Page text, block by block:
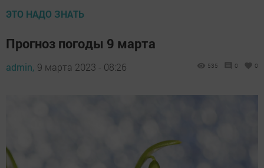
ЭТО НАДО ЗНАТЬ
Прогноз погоды 9 марта
admin, 9 марта 2023 - 08:26 535 0 0